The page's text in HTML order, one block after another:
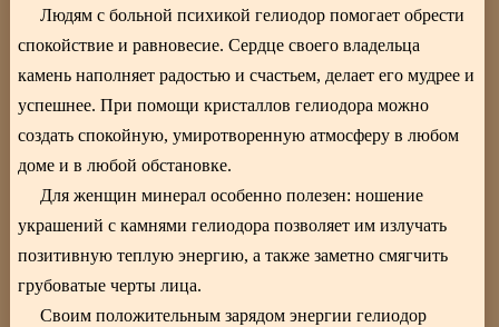
Людям с больной психикой гелиодор помогает обрести
спокойствие и равновесие. Сердце своего владельца
камень наполняет радостью и счастьем, делает его мудрее и
успешнее. При помощи кристаллов гелиодора можно
создать спокойную, умиротворенную атмосферу в любом
доме и в любой обстановке.
Для женщин минерал особенно полезен: ношение
украшений с камнями гелиодора позволяет им излучать
позитивную теплую энергию, а также заметно смягчить
грубоватые черты лица.
Своим положительным зарядом энергии гелиодор